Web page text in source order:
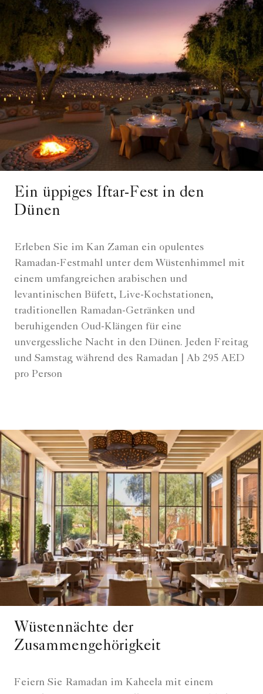
Ein üppiges Iftar-Fest in den
Dünen
Erleben Sie im Kan Zaman ein opulentes
Ramadan-Festmahl unter dem Wüstenhimmel mit
einem umfangreichen arabischen und
levantinischen Büfett, Live-Kochstationen,
traditionellen Ramadan-Getränken und
beruhigenden Oud-Klängen für eine
unvergessliche Nacht in den Dünen. Jeden Freitag
und Samstag während des Ramadan | Ab 295 AED
pro Person
Wüstennächte der
Zusammengehörigkeit
Feiern Sie Ramadan im Kaheela mit einem